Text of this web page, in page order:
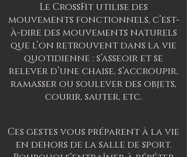
Le CrossFit utilise des
mouvements fonctionnels, c’est-
à-dire des mouvements naturels
que l’on retrouvent dans la vie
quotidienne : s’asseoir et se
relever d’une chaise, s’accroupir,
ramasser ou soulever des objets,
courir, sauter, etc.
Ces gestes vous préparent à la vie
en dehors de la salle de sport.